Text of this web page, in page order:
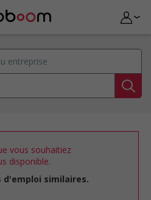
vous souhaitiez
disponible.
d'emploi similaires.